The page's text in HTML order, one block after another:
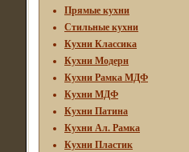
Прямые кухни
Стильные кухни
Кухни Классика
Кухни Модерн
Кухни Рамка МДФ
Кухни МДФ
Кухни Патина
Кухни Ал. Рамка
Кухни Пластик